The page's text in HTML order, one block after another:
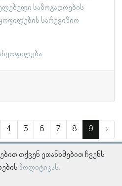
საზოგადოების
სარევიზიო
4 5 6 7 8 9 ›
თქვენ ეთანხმებით ჩვენს
პოლიტიკას.